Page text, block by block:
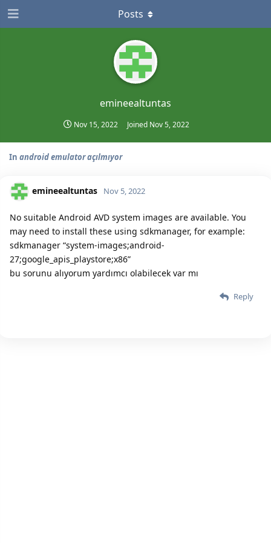
emineealtuntas
Nov 15, 2022 Joined Nov 5, 2022
Posts
In android emulator açılmıyor
emineealtuntas Nov 5, 2022
No suitable Android AVD system images are available. You
may need to install these using sdkmanager, for example:
sdkmanager “system-images;android-
27;google_apis_playstore;x86”
bu sorunu alıyorum yardımcı olabilecek var mı
Reply